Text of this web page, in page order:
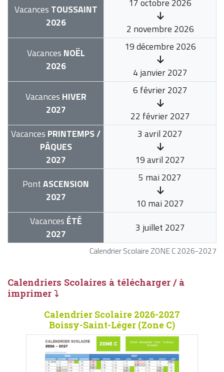
Calendrier Scolaire ZONE C 2026-2027
Vacances TOUSSAINT
2026
17 octobre 2026
2 novembre 2026
Vacances NOËL
2026
19 décembre 2026
4 janvier 2027
Vacances HIVER
2027
6 février 2027
22 février 2027
Vacances PRINTEMPS /
PÂQUES
2027
3 avril 2027
19 avril 2027
PontASCENSION
2027
5 mai 2027
10 mai 2027
Vacances ÉTÉ
2027
3 juillet 2027
Calendriers Scolaires à télécharger / à
imprimer ⤵
Calendrier Scolaire 2026-2027
Boissy-Saint-Léger (Zone C)